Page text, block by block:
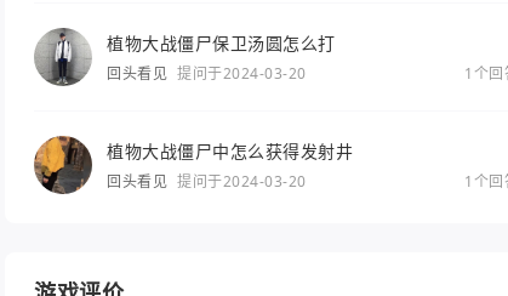
植物大战僵尸保卫汤圆怎么打
回头看见 提问于2024-03-20 1个回
植物大战僵尸中怎么获得发射井
回头看见 提问于2024-03-20 1个回